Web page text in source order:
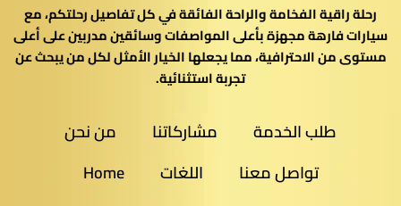
رحلة راقية الفخامة والراحة الفائقة في كل تفاصيل رحلتكم، مع
سيارات فارهة مجهزة بأعلى المواصفات وسائقين مدربين على أعلى
مستوى من الاحترافية، مما يجعلها الخيار الأمثل لكل من يبحث عن
تجربة استثنائية.
طلب الخدمة مشاركاتنا
من نحن
تواصل معنا
اللغات Home